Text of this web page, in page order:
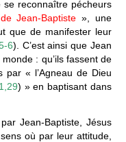
se reconnaître pécheurs
Jean-Baptiste », une
que de manifester leur
6). C’est ainsi que Jean
: qu’ils fassent de
par « l’Agneau de Dieu
) » en baptisant dans
Jean-Baptiste, Jésus
où par leur attitude,